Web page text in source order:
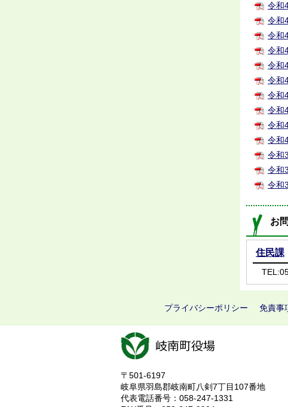
令和
令和
令和
令和
令和
令和
令和
令和
令和
令和
令和
令和
令和
お
住民課
プライバシーポリシー 免責事
〒501-6197
岐阜県羽島郡岐南町八剣7丁目107番地
代表電話番号：058-247-1331